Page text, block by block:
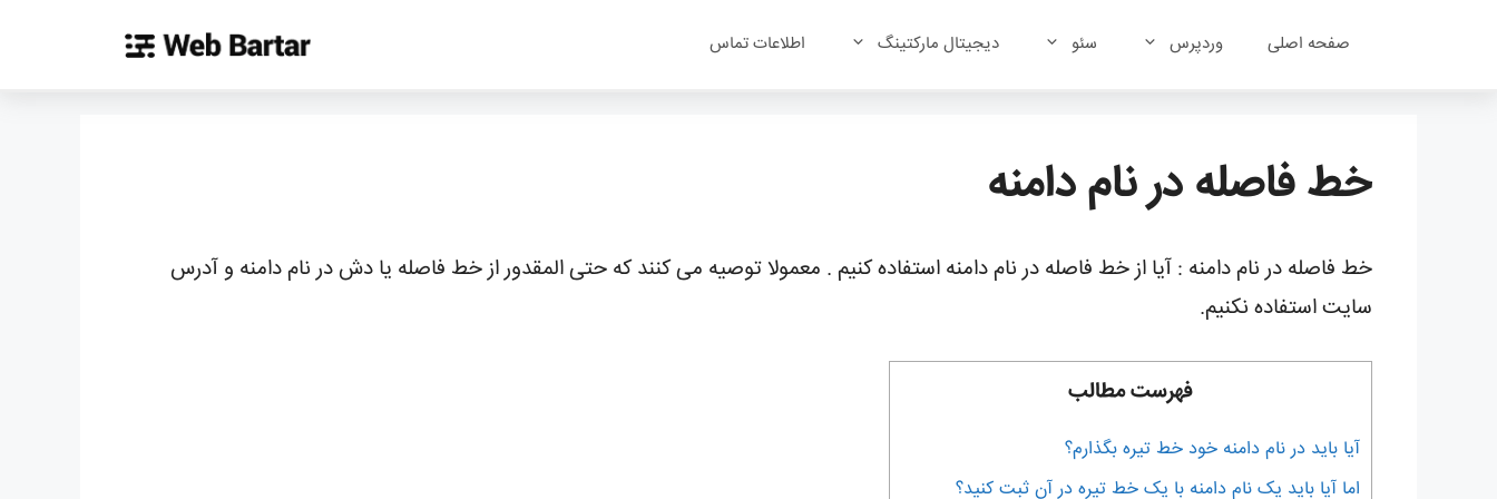
صفحه اصلی وردپرس سئو دیجیتال مارکتینگ اطلاعات تماس
خط فاصله در نام دامنه
خط فاصله در نام دامنه : آیا از خط فاصله در نام دامنه استفاده کنیم . معمولا توصیه می کنند که حتی المقدور از خط فاصله یا دش در نام دامنه و آدرس
سایت استفاده نکنیم.
فهرست مطالب
آیا باید در نام دامنه خود خط تیره بگذارم؟
اما آیا باید یک نام دامنه با یک خط تیره در آن ثبت کنید؟